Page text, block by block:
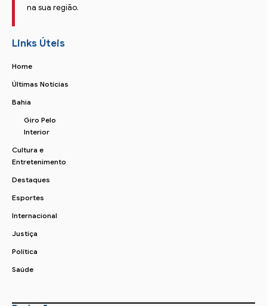
na sua região.
Links Úteis
Home
Últimas Notícias
Bahia
Giro Pelo
Interior
Cultura e
Entretenimento
Destaques
Esportes
Internacional
Justiça
Política
Saúde